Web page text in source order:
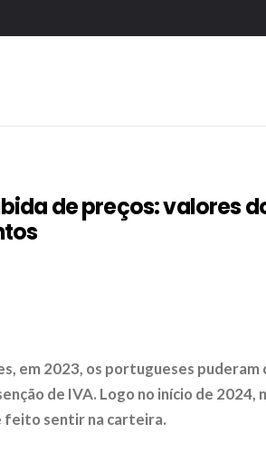
de preços: valores
em 2023, os portugueses
de IVA. Logo no início de
feito sentir na carteira.